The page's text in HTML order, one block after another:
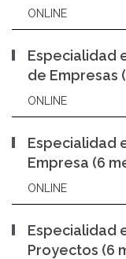
ONLINE
Especialidad
de Empresas
ONLINE
Especialidad
Empresa (6
ONLINE
Especialidad
Proyectos (6